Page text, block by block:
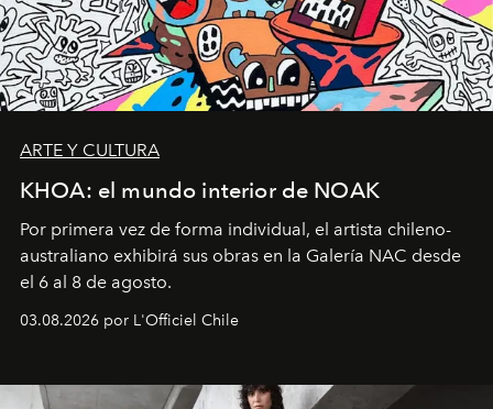
ARTE Y CULTURA
KHOA: el mundo interior de NOAK
Por primera vez de forma individual, el artista chileno-
australiano exhibirá sus obras en la Galería NAC desde
el 6 al 8 de agosto.
03.08.2026 por L'Officiel Chile